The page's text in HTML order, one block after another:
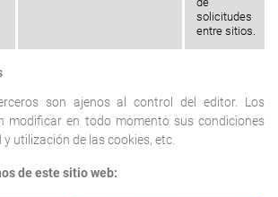
solicitudes
entre sitios.
son ajenos al control del editor. Los
modificar en todo momento sus condiciones
utilización de las cookies, etc.
de este sitio web: